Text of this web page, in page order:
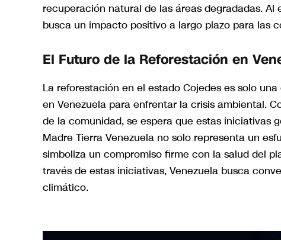
recuperación natural de las áreas degradadas.
busca un impacto positivo a largo plazo para las
El Futuro de la Reforestación en
La reforestación en el estado Cojedes es solo
en Venezuela para enfrentar la crisis ambiental.
de la comunidad, se espera que estas iniciativas
Madre Tierra Venezuela no solo representa un
simboliza un compromiso firme con la salud del
través de estas iniciativas, Venezuela busca
climático.